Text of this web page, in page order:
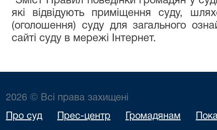
які відвідують приміщення суду,
(оголошення) суду для загального
сайті суду в мережі Інтернет.
2026 © Всі права захищені
Про суд Прес-центр Громадянам